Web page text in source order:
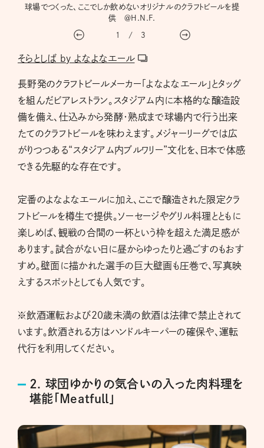
球場でつくった、ここでしか飲めないオリジナルのクラフトビールを提
供 ＠H.N.F.
1 / 3
そらとしば by よなよなエール
長野発のクラフトビールメーカー「よなよなエール」とタッグ
を組んだビアレストラン。スタジアム内に本格的な醸造設
備を備え、仕込みから発酵・熟成まで球場内で行う出来
たてのクラフトビールを味わえます。メジャーリーグでは広
がりつつある“スタジアム内ブルワリー”文化を、日本で体感
できる先駆的な存在です。
定番のよなよなエールに加え、ここで醸造された限定クラ
フトビールを樽生で提供。ソーセージやグリル料理とともに
楽しめば、観戦の合間の一杯という枠を超えた満足感が
あります。試合がない日に昼からゆったりと過ごすのもおす
すめ。壁面に描かれた選手の巨大壁画も圧巻で、写真映
えするスポットとしても人気です。
※飲酒運転および20歳未満の飲酒は法律で禁止されて
います。飲酒される方はハンドルキーパーの確保や、運転
代行を利用してください。
2. 球団ゆかりの気合いの入った肉料理を
堪能「Meatfull」